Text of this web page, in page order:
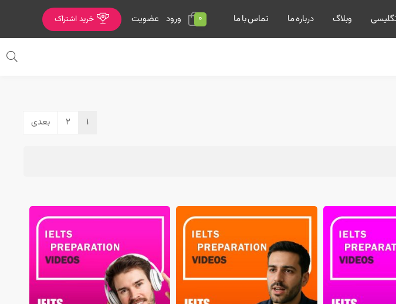
وبلاگ درباره ما تماس با ما 0 ورود عضویت خرید اشتراک
1
2 بعدی